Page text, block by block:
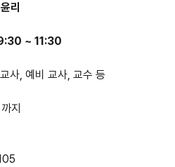
리
~ 11:30
사, 예비 교사, 교수 등
지